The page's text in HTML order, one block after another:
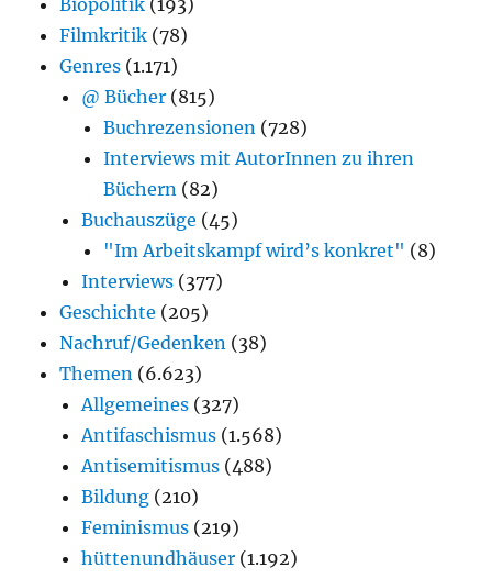
Filmkritik (78)
Genres (1.171)
@ Bücher (815)
Buchrezensionen (728)
Interviews mit AutorInnen zu ihren
Büchern (82)
Buchauszüge (45)
"Im Arbeitskampf wird’s konkret" (8)
Interviews (377)
Geschichte (205)
Nachruf/Gedenken (38)
Themen (6.623)
Allgemeines (327)
Antifaschismus (1.568)
Antisemitismus (488)
Bildung (210)
Feminismus (219)
hüttenundhäuser (1.192)